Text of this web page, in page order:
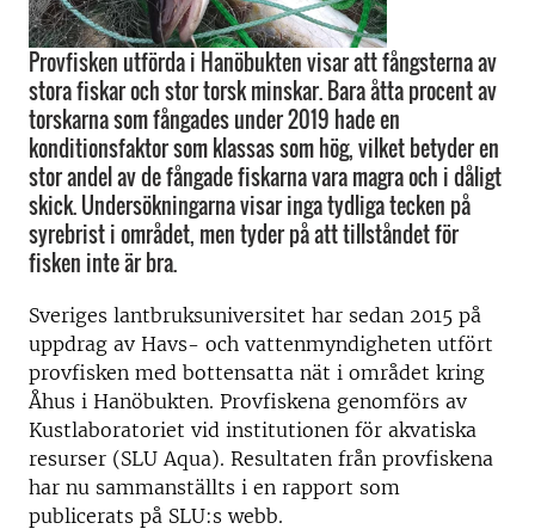
Provfisken utförda i Hanöbukten visar att fångsterna av
stora fiskar och stor torsk minskar. Bara åtta procent av
torskarna som fångades under 2019 hade en
konditionsfaktor som klassas som hög, vilket betyder en
stor andel av de fångade fiskarna vara magra och i dåligt
skick. Undersökningarna visar inga tydliga tecken på
syrebrist i området, men tyder på att tillståndet för
fisken inte är bra.
Sveriges lantbruksuniversitet har sedan 2015 på
uppdrag av Havs- och vattenmyndigheten utfört
provfisken med bottensatta nät i området kring
Åhus i Hanöbukten. Provfiskena genomförs av
Kustlaboratoriet vid institutionen för akvatiska
resurser (SLU Aqua). Resultaten från provfiskena
har nu sammanställts i en rapport som
publicerats på SLU:s webb.